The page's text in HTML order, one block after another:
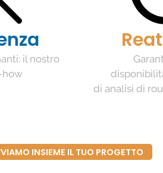
il nostro
how
di analisi di
INSIEME IL TUO PROGETTO